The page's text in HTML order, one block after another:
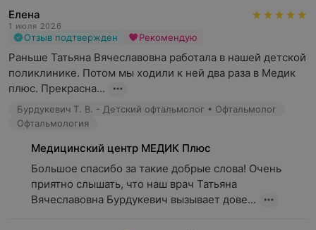
включает синдром поликистозных яичников, ожирение
или другие проблемы с обменом веществ;
необъяснимое снижение или увеличение веса;
Пациентам с проблемой паратиреоидных желез:
гиперпаратиреоз (повышение функции паратиреоидных
желез);
Пациентам с другими заболеваниями
эндокринной системы: включает заболевания
гипофиза, надпочечников, яичек и яичников.
Елена
1 июля 2026
Отзыв подтвержден Рекомендую
Раньше Татьяна Вячеславовна работала в нашей детской
поликлинике. Потом мы ходили к ней два раза в Медик
плюс. Прекрасна...
Бурдукевич Т. В. - Детский офтальмолог • Офтальмолог
Офтальмология
Медицинский центр МЕДИК Плюс
Большое спасибо за такие добрые слова! Очень
приятно слышать, что наш врач Татьяна
Вячеславовна Бурдукевич вызывает дове...